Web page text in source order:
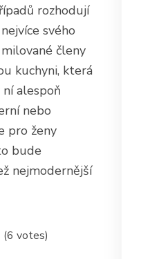
rozhodují
svého
členy
kuchyni, která
alespoň
nebo
pro ženy
bude
nejmodernější
votes)